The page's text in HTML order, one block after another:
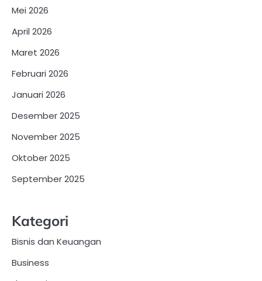
Mei 2026
April 2026
Maret 2026
Februari 2026
Januari 2026
Desember 2025
November 2025
Oktober 2025
September 2025
Kategori
Bisnis dan Keuangan
Business